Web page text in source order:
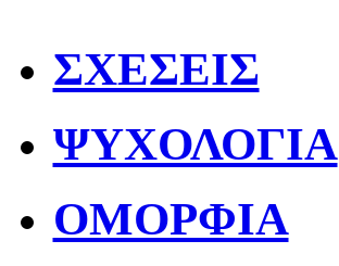
ΣΧΕΣΕΙΣ
ΨΥΧΟΛΟΓΙΑ
ΟΜΟΡΦΙΑ